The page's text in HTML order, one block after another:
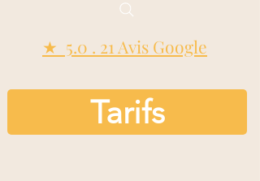
★ 5.0 . 21 Avis Google
Tarifs